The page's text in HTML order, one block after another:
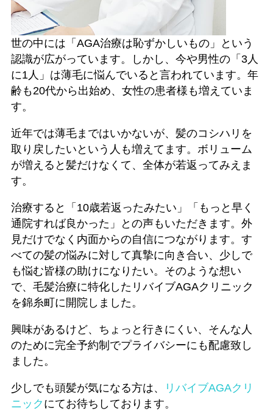
世の中には「AGA治療は恥ずかしいもの」という
認識が広がっています。しかし、今や男性の「3人
に1人」は薄毛に悩んでいると言われています。年
齢も20代から出始め、女性の患者様も増えていま
す。
近年では薄毛まではいかないが、髪のコシハリを
取り戻したいという人も増えてます。ボリューム
が増えると髪だけなくて、全体が若返ってみえま
す。
治療すると「10歳若返ったみたい」「もっと早く
通院すれば良かった」との声もいただきます。外
見だけでなく内面からの自信につながります。す
べての髪の悩みに対して真摯に向き合い、少しで
も悩む皆様の助けになりたい。そのような想い
で、毛髪治療に特化したリバイブAGAクリニック
を錦糸町に開院しました。
興味があるけど、ちょっと行きにくい、そんな人
のために完全予約制でプライバシーにも配慮致し
ました。
少しでも頭髪が気になる方は、
リバイブAGAクリ
ニック にてお待ちしております。